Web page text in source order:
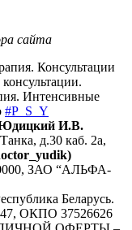
сайта
Консультации
Интенсивные
#P_S_Y
Юдицкий И.В.
д.30 каб. 2а,
0000, ЗАО “АЛЬФА-
Беларусь.
ОКПО 37526626